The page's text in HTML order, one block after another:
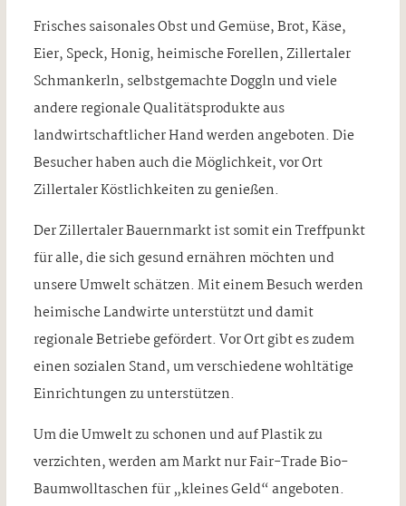
Frisches saisonales Obst und Gemüse, Brot, Käse,
Eier, Speck, Honig, heimische Forellen, Zillertaler
Schmankerln, selbstgemachte Doggln und viele
andere regionale Qualitätsprodukte aus
landwirtschaftlicher Hand werden angeboten. Die
Besucher haben auch die Möglichkeit, vor Ort
Zillertaler Köstlichkeiten zu genießen.
Der Zillertaler Bauernmarkt ist somit ein Treffpunkt
für alle, die sich gesund ernähren möchten und
unsere Umwelt schätzen. Mit einem Besuch werden
heimische Landwirte unterstützt und damit
regionale Betriebe gefördert. Vor Ort gibt es zudem
einen sozialen Stand, um verschiedene wohltätige
Einrichtungen zu unterstützen.
Um die Umwelt zu schonen und auf Plastik zu
verzichten, werden am Markt nur Fair-Trade Bio-
Baumwolltaschen für „kleines Geld“ angeboten.